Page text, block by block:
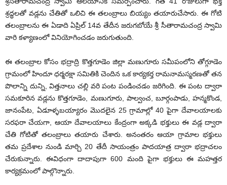
శ్రద్ధలతో వడ్లను చేతితో ఒలిచి ఈ తలంబ్రాలు బియ్యం తయారుచేసారు. ఈ గోటి
తలంబ్రాలను ఈ ఏడాది ఏప్రిల్ 14వ తేదీన జరుగబోయే శ్రీ సీతారామచంద్ర స్వామి
వారి కళ్యాణంలో వినియోగించడం జరుగుతుంది.
ఈ తలంబ్రాల కోసం భద్రాద్రి కొత్తగూడెం జిల్లా మణుగూరు సమీపంలోని తోగ్గూడెం
గ్రామంలో హిందూ ధర్మరక్షా సమితికి చెందిన ఒక కార్యకర్త రామనామస్మరణతో తన
పొలాన్ని దున్ని, విత్తనాలు చల్లి వరి పంట పండించడం జరిగింది. ఈ పంట ద్వారా
సమకూరిన వడ్లను కొత్తగూడెం, మణుగూరు, పాల్వంచ, బూర్గంపాడు, హన్మకొండ,
జానంపేట, ఏడూళ్ళబయ్యారం మొదలైన 25 గ్రామాల్లో 40 పైగా దేవాలయాలకు
సరఫరా చేయగా, ఆయా దేవాలయాలు కేంద్రంగా అక్కడి భక్తులు ఈ వడ్ల ద్వారా
చేతి గోటితో తలంబ్రాలు తయారు చేశారు. అనంతరం ఆయా గ్రామాల భక్తులు
తమ ప్రదేశాల నుండి మార్చి 20 తేదీ సాయంత్రం పాదయాత్ర ద్వారా భద్రాచలం
చేరుకున్నారు. ఈవిధంగా దాదాపుగా 600 మంది పైగా భక్తులు ఈ మహత్తర
కార్యక్రమంలో పాల్గొన్నారు.